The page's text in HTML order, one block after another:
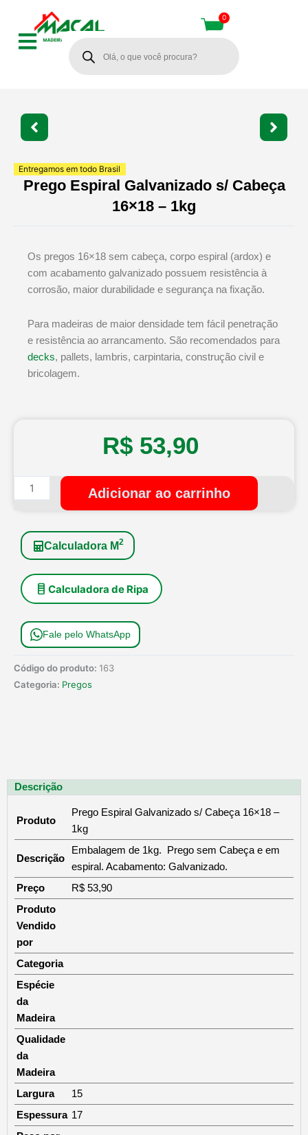
0
Cart
Pesquisar
Entregamos em todo Brasil
Prego Espiral Galvanizado s/ Cabeça
16×18 – 1kg
Os pregos 16×18 sem cabeça, corpo espiral (ardox) e
com acabamento galvanizado possuem resistência à
corrosão, maior durabilidade e segurança na fixação.
Para madeiras de maior densidade tem fácil penetração
e resistência ao arrancamento. São recomendados para
decks, pallets, lambris, carpintaria, construção civil e
bricolagem.
R$ 53,90
Prego
Espiral
Cabeça
1kg
Adicionar ao carrinho
Calculadora M2
Calculadora de Ripa
Fale pelo WhatsApp
Código do produto: 163
Categoria: Pregos
Descrição
Produto
Prego Espiral Galvanizado s/ Cabeça 16×18 –
1kg
Descrição
Embalagem de 1kg. Prego sem Cabeça e em
espiral. Acabamento: Galvanizado.
Preço
R$ 53,90
Produto
Vendido
por
Categoria
Espécie
da
Madeira
Qualidade
da
Madeira
Largura
15
Espessura 17